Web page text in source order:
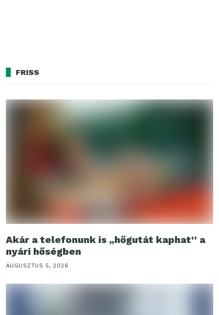
FRISS
Akár a telefonunk is „hőgutát kaphat” a
nyári hőségben
AUGUSZTUS 5, 2026